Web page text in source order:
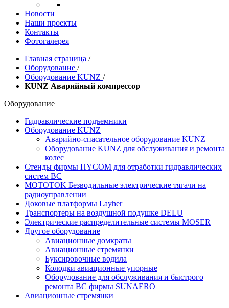
Новости
Наши проекты
Контакты
Фотогалерея
Главная страница /
Оборудование /
Оборудование KUNZ /
KUNZ Аварийный компрессор
Оборудование
Гидравлические подъемники
Оборудование KUNZ
Аварийно-спасательное оборудование KUNZ
Оборудование KUNZ для обслуживания и ремонта
колес
Стенды фирмы HYCOM для отработки гидравлических
систем ВС
MOTOTOK Безводильные электрические тягачи на
радиоуправлении
Доковые платформы Layher
Транспортеры на воздушной подушке DELU
Электрические распределительные системы MOSER
Другое оборудование
Авиационные домкраты
Авиационные стремянки
Буксировочные водила
Колодки авиационные упорные
Оборудование для обслуживания и быстрого
ремонта ВС фирмы SUNAERO
Авиационные стремянки